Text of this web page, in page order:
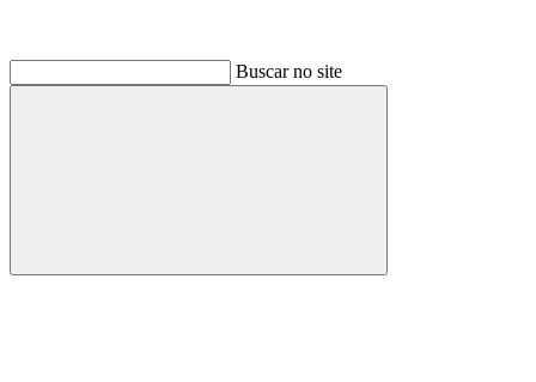
Buscar no site
Buscar